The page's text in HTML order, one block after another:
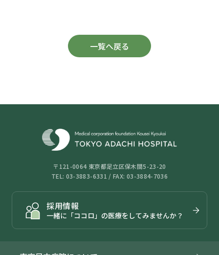
一覧へ戻る
〒121-0064 東京都足立区保木間5-23-20
TEL: 03-3883-6331 / FAX: 03-3884-7036
採用情報
一緒に「ココロ」の医療をしてみませんか？